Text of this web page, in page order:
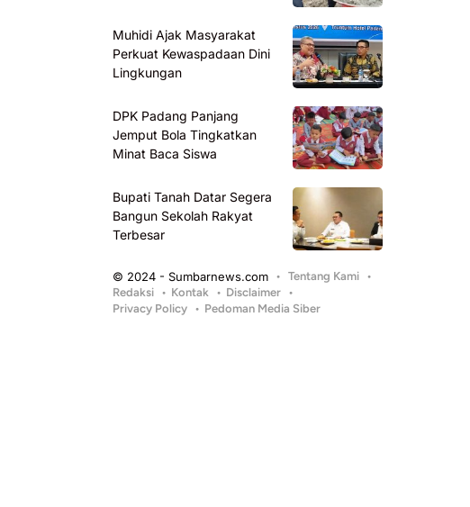
Muhidi Ajak Masyarakat
Perkuat Kewaspadaan Dini
Lingkungan
DPK Padang Panjang
Jemput Bola Tingkatkan
Minat Baca Siswa
Bupati Tanah Datar Segera
Bangun Sekolah Rakyat
Terbesar
© 2024 - Sumbarnews.com
Tentang Kami
Redaksi
Kontak
Disclaimer
Privacy Policy
Pedoman Media Siber